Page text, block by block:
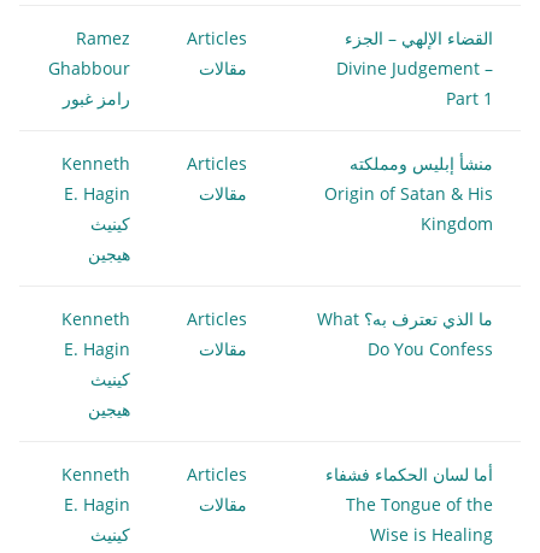
القضاء الإلهي – الجزء
Divine Judgement –
Part 1
Articles
مقالات
Ramez
Ghabbour
رامز غبور
منشأ إبليس ومملكته
Origin of Satan & His
Kingdom
Articles
مقالات
Kenneth
E. Hagin
كينيث
هيجين
ما الذي تعترف به؟ What
Do You Confess
Articles
مقالات
Kenneth
E. Hagin
كينيث
هيجين
أما لسان الحكماء فشفاء
The Tongue of the
Wise is Healing
Articles
مقالات
Kenneth
E. Hagin
كينيث